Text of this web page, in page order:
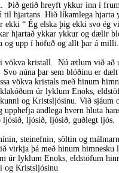
getið hreyft ykkur inn í
til hjartans. Hið líkamlega
ekki “ Ég elska þig ekki svo
hjartað ykkar ykkur og dælir
upp í höfuð og allt þar á milli.
kristall. Nú ætlum við að
núna þar sem blóðinu er
vökva kristals með hinum
úr lyklum Enoks,
og Kristsljósinu. Við sjáum
upphefja andlega hvern hluta
ljósið, ljósið, guðlegt ljós.
steinefnin, söltin og
virkja þá með hinum himnesku
úr lyklum Enoks, eldstöfum
og Kristsljósinu